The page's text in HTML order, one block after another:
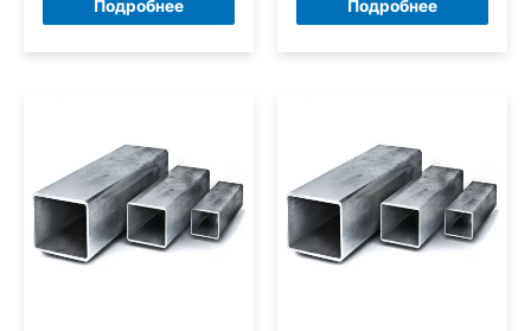
Подробнее Подробнее